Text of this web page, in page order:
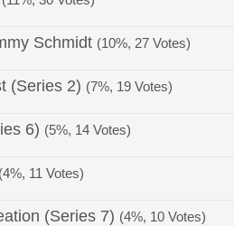
Schmidt (10%, 27 Votes)
(Series 2) (7%, 19 Votes)
6) (5%, 14 Votes)
(4%, 11 Votes)
(Series 7) (4%, 10 Votes)